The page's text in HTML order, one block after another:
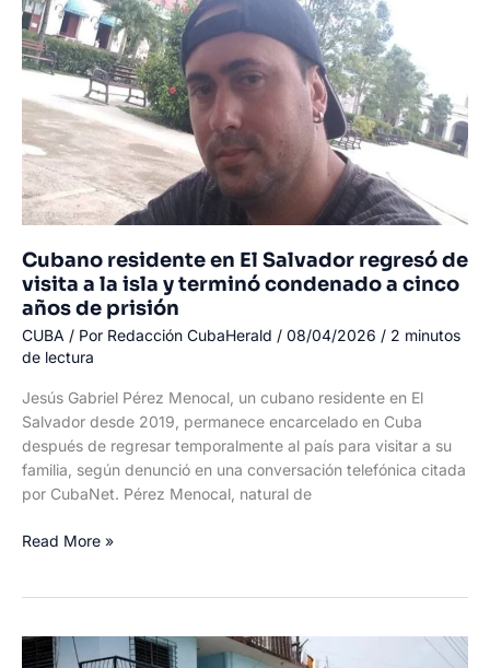
vinculado
a
Sandro
Castro,
durante
un
apagón
en
La
Cubano residente en El Salvador regresó de
visita a la isla y terminó condenado a cinco
años de prisión
CUBA / Por Redacción CubaHerald / 08/04/2026 / 2 minutos
de lectura
Jesús Gabriel Pérez Menocal, un cubano residente en El
Salvador desde 2019, permanece encarcelado en Cuba
después de regresar temporalmente al país para visitar a su
familia, según denunció en una conversación telefónica citada
por CubaNet. Pérez Menocal, natural de
Cubano
Salvador
regresó
Read More »